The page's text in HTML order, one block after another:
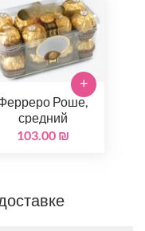
Роше,
средний
103.00 ₪
+